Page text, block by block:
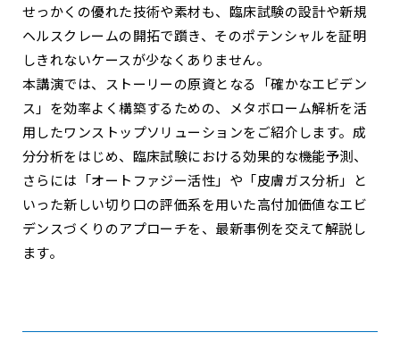
せっかくの優れた技術や素材も、臨床試験の設計や新規
ヘルスクレームの開拓で躓き、そのポテンシャルを証明
しきれないケースが少なくありません。
本講演では、ストーリーの原資となる「確かなエビデン
ス」を効率よく構築するための、メタボローム解析を活
用したワンストップソリューションをご紹介します。成
分分析をはじめ、臨床試験における効果的な機能予測、
さらには「オートファジー活性」や「皮膚ガス分析」と
いった新しい切り口の評価系を用いた高付加価値なエビ
デンスづくりのアプローチを、最新事例を交えて解説し
ます。